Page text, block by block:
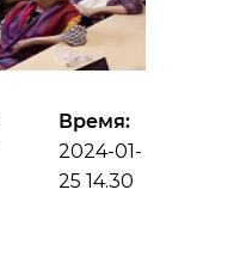
Время:
2024-01-
25 14.30